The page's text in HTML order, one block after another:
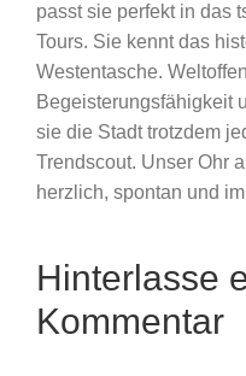
passt sie perfekt in das
Tours. Sie kennt das
Westentasche.
Begeisterungsfähigkeit
sie die Stadt trotzdem
Trendscout. Unser Ohr
herzlich, spontan und
Hinterlasse
Kommentar